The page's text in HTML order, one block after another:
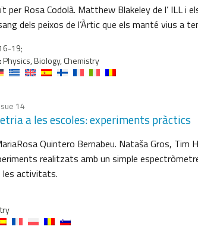
per Rosa Codolà. Matthew Blakeley de l’ ILL i
dels peixos de l’Àrtic que els manté vius a
19;
Physics, Biology, Chemistry
14
a les escoles: experiments pràctics
Quintero Bernabeu. Nataša Gros, Tim
realitzats amb un simple
les activitats.